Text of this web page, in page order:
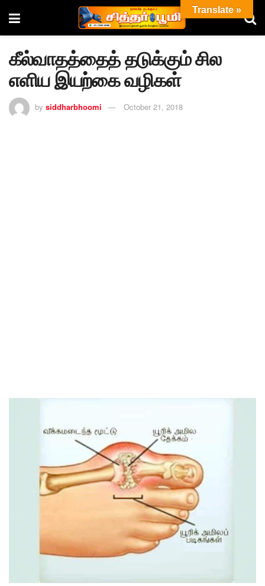
கீல்வாதத்தைத் தடுக்கும் சில
எளிய இயற்கை வழிகள்
by siddharbhoomi October 21, 2018
Translate »